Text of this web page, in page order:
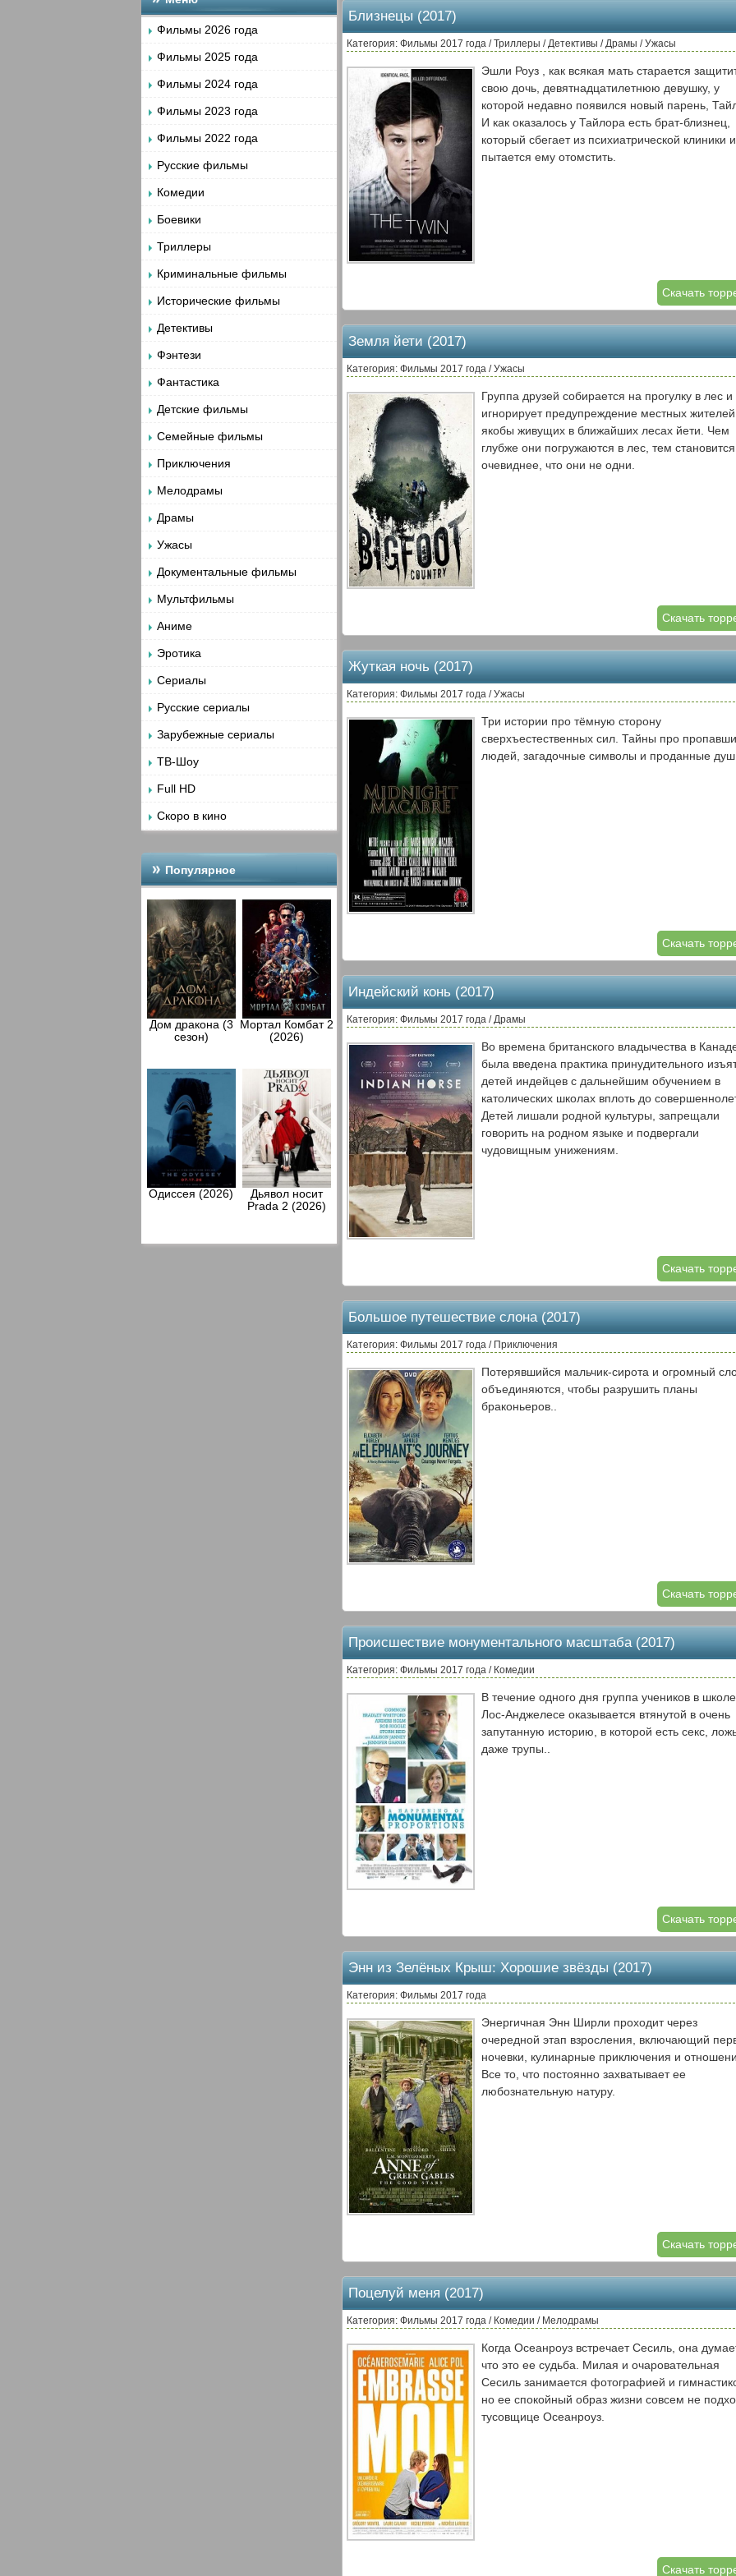
Фильмы 2026 года
Фильмы 2025 года
Фильмы 2024 года
Фильмы 2023 года
Фильмы 2022 года
Русские фильмы
Комедии
Боевики
Триллеры
Криминальные фильмы
Исторические фильмы
Детективы
Фэнтези
Фантастика
Детские фильмы
Семейные фильмы
Приключения
Мелодрамы
Драмы
Ужасы
Документальные фильмы
Мультфильмы
Аниме
Эротика
Сериалы
Русские сериалы
Зарубежные сериалы
ТВ-Шоу
Full HD
Скоро в кино
Популярное
Дом дракона (3
сезон)
Мортал Комбат 2
(2026)
Одиссея (2026)
Дьявол носит
Prada 2 (2026)
Близнецы (2017)
Категория: Фильмы 2017 года / Триллеры / Детективы / Драмы / Ужасы
Эшли Роуз , как всякая мать старается
свою дочь, девятнадцатилетнюю девушку, у
которой недавно появился новый парень,
И как оказалось у Тайлора есть брат-близнец,
который сбегает из психиатрической клиники и
пытается ему отомстить.
Скачать
Земля йети (2017)
Категория: Фильмы 2017 года / Ужасы
Группа друзей собирается на прогулку в лес и
игнорирует предупреждение местных
якобы живущих в ближайших лесах йети. Чем
глубже они погружаются в лес, тем становится
очевиднее, что они не одни.
Скачать
Жуткая ночь (2017)
Категория: Фильмы 2017 года / Ужасы
Три истории про тёмную сторону
сверхъестественных сил. Тайны про
людей, загадочные символы и проданные
Скачать
Индейский конь (2017)
Категория: Фильмы 2017 года / Драмы
Во времена британского владычества в
была введена практика принудительного
детей индейцев с дальнейшим обучением в
католических школах вплоть до
Детей лишали родной культуры, запрещали
говорить на родном языке и подвергали
чудовищным унижениям.
Скачать
Большое путешествие слона (2017)
Категория: Фильмы 2017 года / Приключения
Потерявшийся мальчик-сирота и огромный
объединяются, чтобы разрушить планы
браконьеров..
Скачать
Происшествие монументального масштаба (2017)
Категория: Фильмы 2017 года / Комедии
В течение одного дня группа учеников в
Лос-Анджелесе оказывается втянутой в очень
запутанную историю, в которой есть секс,
даже трупы..
Скачать
Энн из Зелёных Крыш: Хорошие звёзды (2017)
Категория: Фильмы 2017 года
Энергичная Энн Ширли проходит через
очередной этап взросления, включающий
ночевки, кулинарные приключения и
Все то, что постоянно захватывает ее
любознательную натуру.
Скачать
Поцелуй меня (2017)
Категория: Фильмы 2017 года / Комедии / Мелодрамы
Когда Осеанроуз встречает Сесиль, она
что это ее судьба. Милая и очаровательная
Сесиль занимается фотографией и
но ее спокойный образ жизни совсем не
тусовщице Осеанроуз.
Скачать